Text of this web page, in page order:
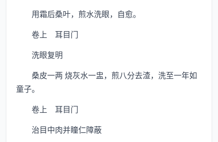
用霜后桑叶，煎水洗眼，自愈。
卷上 耳目门
洗眼复明
桑皮一两 烧灰水一盅，煎八分去渣，洗至一年如
童子。
卷上 耳目门
治目中肉并瞳仁障蔽